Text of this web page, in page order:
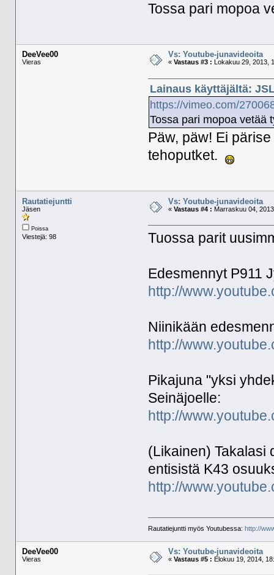
Tossa pari mopoa
DeeVee00
Vieras
Vs: Youtube-junavideoita
« Vastaus #3 : Lokakuu 29, 2013,
Lainaus käyttäjältä:
https://vimeo.com/
Tossa pari mopoa vetää
Päw, päw! Ei
tehoputket.
Rautatiejuntti
Jäsen
Poissa
Viestejä: 98
Vs: Youtube-junavideoita
« Vastaus #4 : Marraskuu 04,
Tuossa parit
Edesmennyt P911
http://
Niinikään
http://
Pikajuna "yksi
Seinäjoelle:
http://
(Likainen) Takalasi
entisistä K43
http://
Rautatiejuntti myös Youtubessa: http://
DeeVee00
Vieras
Vs: Youtube-junavideoita
« Vastaus #5 : Elokuu 19, 2014,